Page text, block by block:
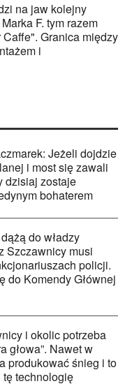
na jaw kolejny
F. tym razem
Granica między
i
Jeżeli dojdzie
i most się zawali
dzisiaj zostaje
bohaterem
do władzy
Szczawnicy musi
policji.
do Komendy Głównej
i okolic potrzeba
głowa”. Nawet w
produkować śnieg i to
technologię